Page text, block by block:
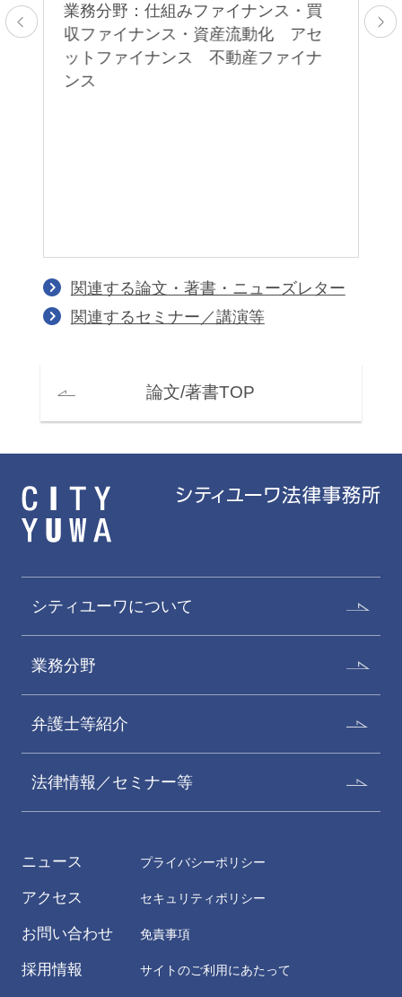
業務分野：仕組みファイナンス・買
収ファイナンス・資産流動化 アセ
ットファイナンス 不動産ファイナ
ンス
関連する論文・著書・ニューズレター
関連するセミナー／講演等
論文/著書TOP
シティユーワについて
業務分野
弁護士等紹介
法律情報／セミナー等
ニュース
アクセス
お問い合わせ
採用情報
プライバシーポリシー
セキュリティポリシー
免責事項
サイトのご利用にあたって